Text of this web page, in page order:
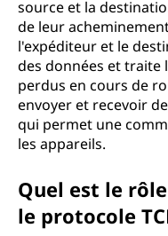
source et la
de leur
l'expéditeur et le
des données et traite
perdus en cours de
envoyer et recevoir
qui permet une
les appareils.
Quel est le
le protocole